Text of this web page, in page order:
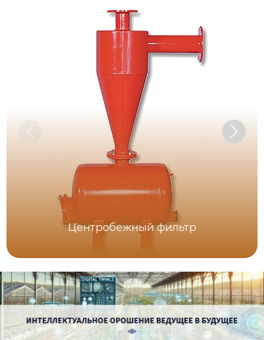
Центробежный фильтр